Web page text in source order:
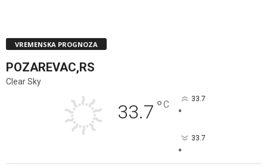
VREMENSKA PROGNOZA
POZAREVAC,RS
Clear Sky
33.7 °C 33.7
°
33.7
°